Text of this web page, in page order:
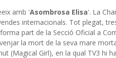
amb 'Asombrosa Elisa'. La
internacionals. Tot plegat,
part de la Secció Oficial a
la mort de la seva mare
(Magical Girl), en la qual TV3 hi